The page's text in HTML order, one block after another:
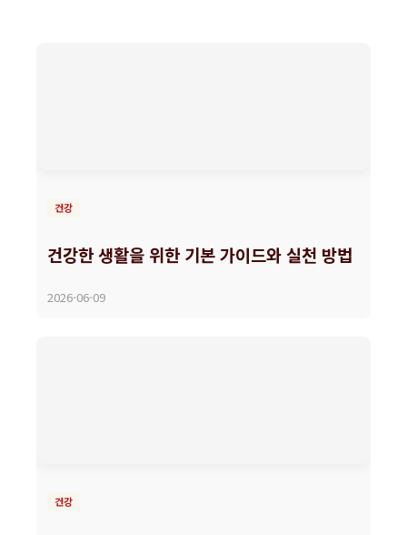
건강
건강한 생활을 위한 기본 가이드와 실천 방법
2026-06-09
건강